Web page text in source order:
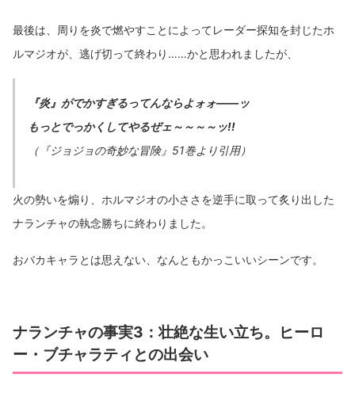
最後は、周りを炎で燃やすことによってレーダー探知を封じたホ
ルマジオが、逃げ切って終わり……かと思われましたが、
『炎』がでかすぎるってんならよォォ――ッ
もっとでっかくしてやるぜェ～～～～ッ!!
（『ジョジョの奇妙な冒険』51巻より引用）
火の勢いを煽り、ホルマジオの小ささを逆手に取って炙り出した
ナランチャの執念勝ちに終わりました。
おバカキャラとは思えない、なんともかっこいいシーンです。
ナランチャの事実3：壮絶な生い立ち。ヒーロ
ー・ブチャラティとの出会い